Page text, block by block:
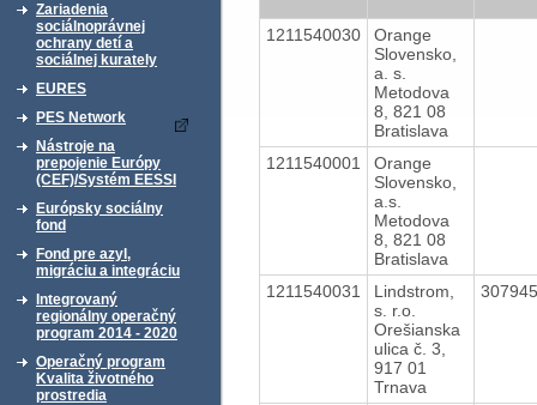
Zariadenia
sociálnoprávnej
ochrany detí a
sociálnej kurately
EURES
PES Network
Nástroje na
prepojenie Európy
(CEF)/Systém EESSI
Európsky sociálny
fond
Fond pre azyl,
migráciu a integráciu
Integrovaný
regionálny operačný
program 2014 - 2020
Operačný program
Kvalita životného
prostredia
1211540030
Orange
Slovensko,
a. s.
Metodova
8, 821 08
Bratislava
1211540001
Orange
Slovensko,
a.s.
Metodova
8, 821 08
Bratislava
1211540031
Lindstrom,
s. r.o.
Orešianska
ulica č. 3,
917 01
Trnava